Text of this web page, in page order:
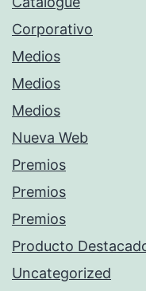
Corporativo
Medios
Medios
Medios
Nueva Web
Premios
Premios
Premios
Producto
Uncategorized